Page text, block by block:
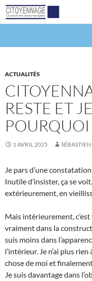
Aller
au
ACTUALITÉS
RESTE ET
POURQUOI
1 AVRIL 2025
Je pars d’une
Inutile d’insister, ça se
extérieurement, en
Mais intérieurement,
vraiment dans la
suis moins dans
l’intérieur. Je n’ai plus
chose de moi et
Je suis davantage dans